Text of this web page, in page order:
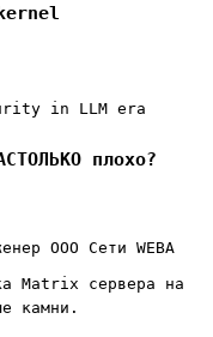
in LLM era
плохо?
ООО Сети WEBA
Matrix сервера на
камни.